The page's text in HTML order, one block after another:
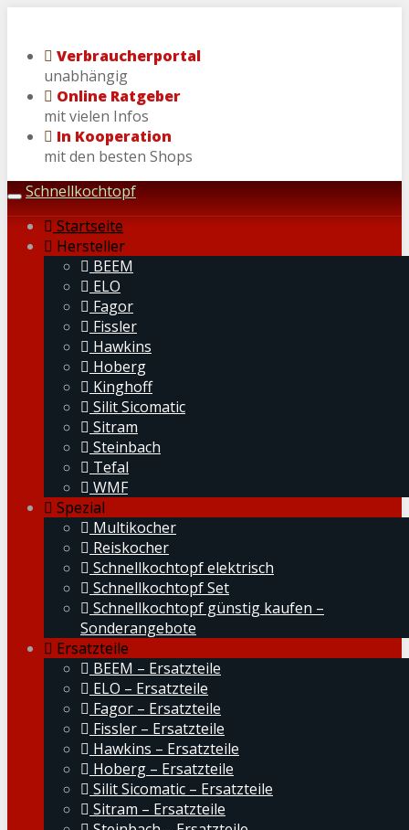
main
content
Verbraucherportal
unabhängig
Online Ratgeber
mit vielen Infos
In Kooperation
mit den besten Shops
Toggle
navigation
Schnellkochtopf
Startseite
Hersteller
BEEM
ELO
Fagor
Fissler
Hawkins
Hoberg
Kinghoff
Silit Sicomatic
Sitram
Steinbach
Tefal
WMF
Spezial
Multikocher
Reiskocher
Schnellkochtopf elektrisch
Schnellkochtopf Set
Schnellkochtopf günstig kaufen –
Sonderangebote
Ersatzteile
BEEM – Ersatzteile
ELO – Ersatzteile
Fagor – Ersatzteile
Fissler – Ersatzteile
Hawkins – Ersatzteile
Hoberg – Ersatzteile
Silit Sicomatic – Ersatzteile
Sitram – Ersatzteile